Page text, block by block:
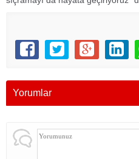
Yorumlar